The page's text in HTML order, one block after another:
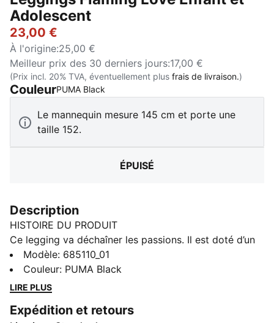
Adolescent
23,00 €
À l'origine:25,00 €
Meilleur prix des 30 derniers jours:17,00 €
(Prix incl. 20% TVA, éventuellement plus frais de livraison.)
CouleurPUMA Black
Le mannequin mesure 145 cm et porte une
taille 152.
ÉPUISÉ
Description
HISTOIRE DU PRODUIT
Ce legging va déchaîner les passions. Il est doté d’un
motif saisissant, d’une taille élastique pour un
ajustement personnalisé, ainsi que d’ourlets froncés
sur les côtés qui lui insufflent une allure unique. C’est
chaque instant avec PUMA.
Modèle: 685110_01
Couleur: PUMA Black
LIRE PLUS
Expédition et retours